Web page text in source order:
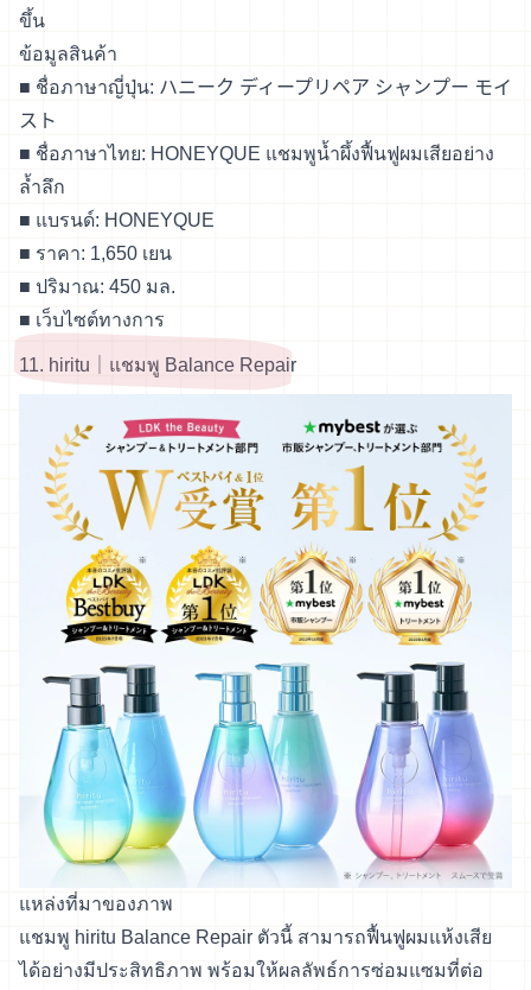
ขึ้น
ข้อมูลสินค้า
■ ชื่อภาษาญี่ปุ่น: ハニーク ディープリペア シャンプー モイ
スト
■ ชื่อภาษาไทย: HONEYQUE แชมพูน้ำผึ้งฟื้นฟูผมเสียอย่าง
ล้ำลึก
■ แบรนด์: HONEYQUE
■ ราคา: 1,650 เยน
■ ปริมาณ: 450 มล.
■ เว็บไซต์ทางการ
11. hiritu｜แชมพู Balance Repair
แหล่งที่มาของภาพ
แชมพู hiritu Balance Repair ตัวนี้ สามารถฟื้นฟูผมแห้งเสีย
ได้อย่างมีประสิทธิภาพ พร้อมให้ผลลัพธ์การซ่อมแซมที่ต่อ